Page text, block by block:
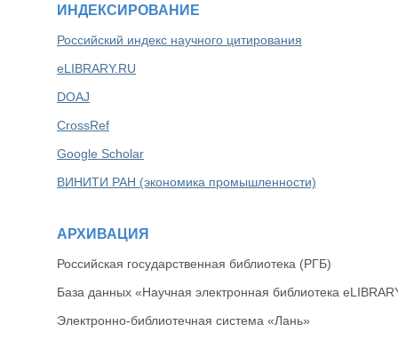
ИНДЕКСИРОВАНИЕ
Российский индекс научного цитирования
eLIBRARY.RU
DOAJ
CrossRef
Google Scholar
ВИНИТИ РАН (экономика промышленности)
АРХИВАЦИЯ
Российская государственная библиотека (РГБ)
База данных «Научная электронная библиотека
Электронно-библиотечная система «Лань»